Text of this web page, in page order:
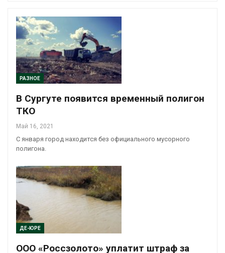
РАЗНОЕ
В Сургуте появится временный полигон
ТКО
Май 16, 2021
С января город находится без официального мусорного
полигона.
ДЕ-ЮРЕ
ООО «Россзолото» уплатит штраф за